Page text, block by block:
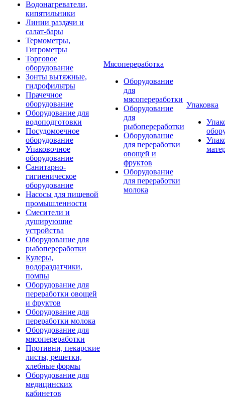
Водонагреватели,
кипятильники
Линии раздачи и
салат-бары
Термометры,
Гигрометры
Торговое
оборудование
Зонты вытяжные,
гидрофильтры
Прачечное
оборудование
Оборудование для
водоподготовки
Посудомоечное
оборудование
Упаковочное
оборудование
Санитарно-
гигиеническое
оборудование
Насосы для пищевой
промышленности
Смесители и
душирующие
устройства
Оборудование для
рыбопереработки
Кулеры,
водораздатчики,
помпы
Оборудование для
переработки овощей
и фруктов
Оборудование для
переработки молока
Оборудование для
мясопереработки
Противни, пекарские
листы, решетки,
хлебные формы
Оборудование для
медицинских
кабинетов
Мясопереработка
Оборудование
для
мясопереработки
Оборудование
для
рыбопереработки
Оборудование
для переработки
овощей и
фруктов
Оборудование
для переработки
молока
Упаковка